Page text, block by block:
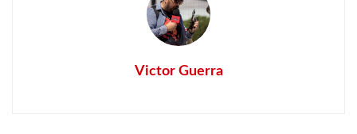
Victor Guerra